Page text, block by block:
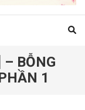
– BỖNG
1